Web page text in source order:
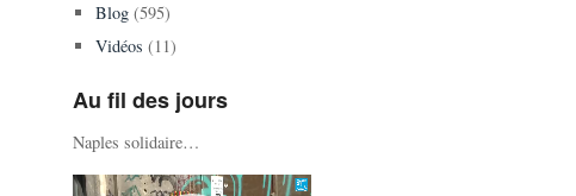
Blog(595)
Vidéos (11)
Au fil des jours
Naples solidaire…
Lecteur